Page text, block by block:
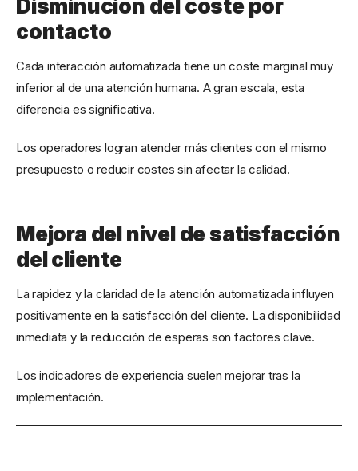
Disminución del coste por
contacto
Cada interacción automatizada tiene un coste marginal muy
inferior al de una atención humana. A gran escala, esta
diferencia es significativa.
Los operadores logran atender más clientes con el mismo
presupuesto o reducir costes sin afectar la calidad.
Mejora del nivel de satisfacción
del cliente
La rapidez y la claridad de la atención automatizada influyen
positivamente en la satisfacción del cliente. La disponibilidad
inmediata y la reducción de esperas son factores clave.
Los indicadores de experiencia suelen mejorar tras la
implementación.